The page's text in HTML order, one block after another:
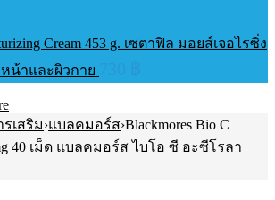
Cream 453 g. เซตาฟิล มอยส์เจอไรซิ่ง
น้าและผิวกาย
เสริม›แบลคมอร์ส›Blackmores Bio C
40 เม็ด แบลคมอร์ส ไบโอ ซี อะซีโรลา